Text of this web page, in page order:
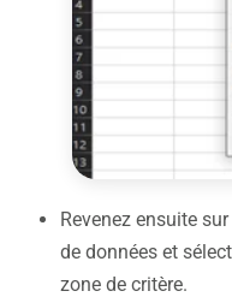
Revenez ensuite
de données et
zone de critère.